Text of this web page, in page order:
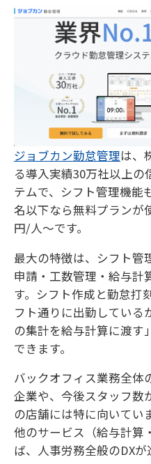
ジョブカン勤怠管理は、
る導入実績30万社以上
テムで、シフト管理機能
名以下なら無料プランが
円/人〜です。
最大の特徴は、シフト管
申請・工数管理・給与計
す。シフト作成と勤怠打
フト通りに出勤している
の集計を給与計算に渡す
できます。
バックオフィス業務全体
企業や、今後スタッフ数
の店舗には特に向いてい
他のサービス（給与計算
ば、人事労務全般のDXが